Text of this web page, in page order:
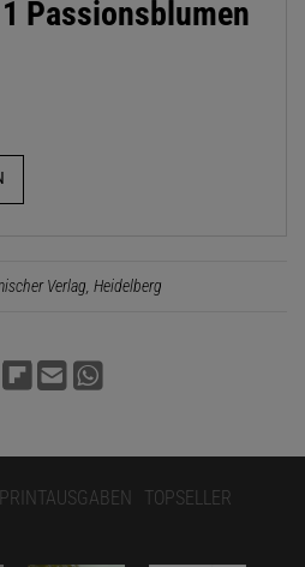
Passionsblumen
Verlag, Heidelberg
PRINTAUSGABEN TOPSELLER